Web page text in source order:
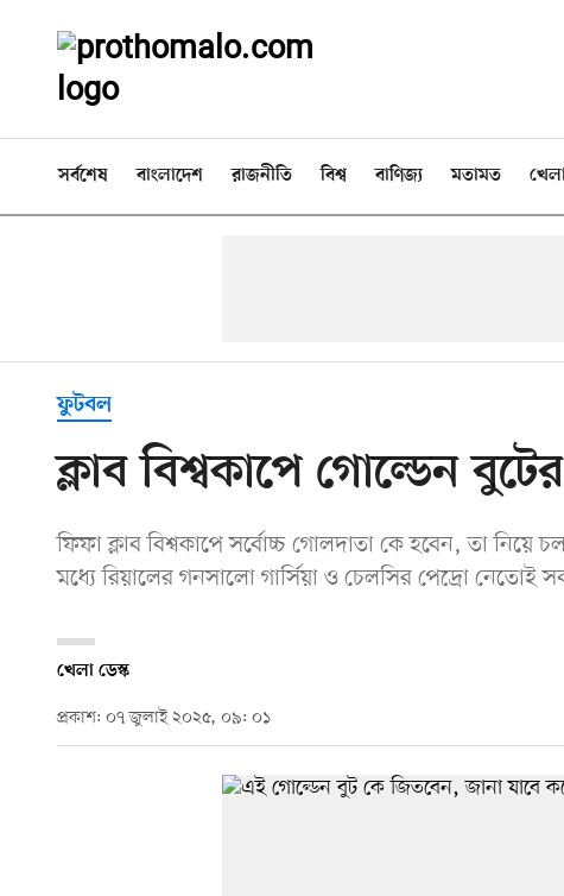
সর্বশেষ বাংলাদেশ রাজনীতি বিশ্ব বাণিজ্য মতামত
ফুটবল
ক্লাব বিশ্বকাপে গোল্ডেন
ফিফা ক্লাব বিশ্বকাপে সর্বোচ্চ গোলদাতা কে হবেন, তা
মধ্যে রিয়ালের গনসালো গার্সিয়া ও চেলসির পেদ্রো নেতোই
খেলা ডেস্ক
প্রকাশ: ০৭ জুলাই ২০২৫, ০৯: ০১